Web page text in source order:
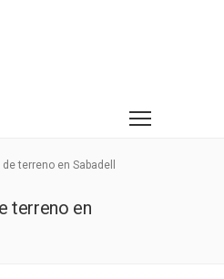
terreno en Sabadell
terreno en